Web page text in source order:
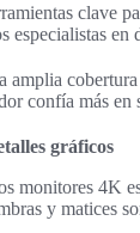
clave
especialistas en
amplia
confía más en
gráficos
monitores 4K
y matices